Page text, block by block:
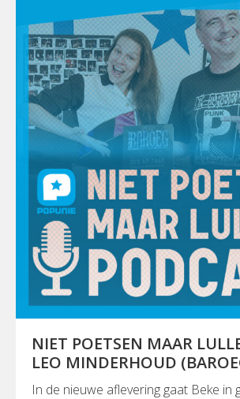
NIET POETSEN MAAR
LEO MINDERHOUD
In de nieuwe aflevering gaat Beke in